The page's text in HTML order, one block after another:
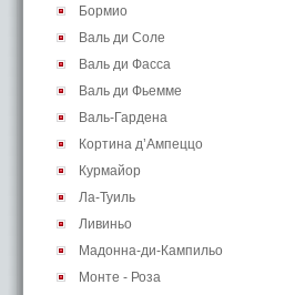
Бормио
Валь ди Соле
Валь ди Фасса
Валь ди Фьемме
Валь-Гардена
Кортина д’Ампеццо
Курмайор
Ла-Туиль
Ливиньо
Мадонна-ди-Кампильо
Монте - Роза